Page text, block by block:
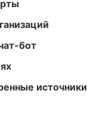
бот
источники